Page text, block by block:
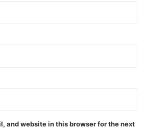
and website in this browser for the next